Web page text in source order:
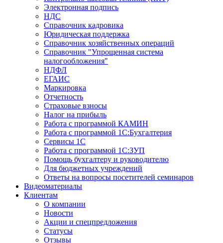
Электронная подпись
НДС
Справочник кадровика
Юридическая поддержка
Справочник хозяйственных операций
Справочник "Упрощенная система
налогообложения"
НДФЛ
ЕГАИС
Маркировка
Отчетность
Страховые взносы
Налог на прибыль
Работа с программой КАМИН
Работа с программой 1С:Бухгалтерия
Сервисы 1С
Работа с программой 1С:ЗУП
Помощь бухгалтеру и руководителю
Для бюджетных учреждений
Ответы на вопросы посетителей семинаров
Видеоматериалы
Клиентам
О компании
Новости
Акции и спецпредложения
Статусы
Отзывы